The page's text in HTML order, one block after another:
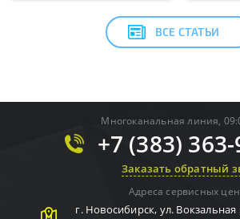
ВСЕ СТАТЬИ
Многоканальная линия,
+7 (383)
Заказать обратный
Адреса сервисных
г. Новосибирск, ул.